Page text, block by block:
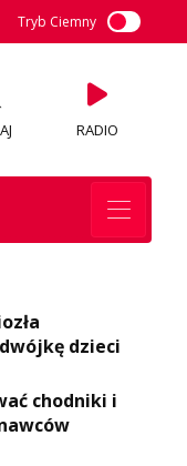
Tryb Ciemny
RADIO
dzieci
chodniki i